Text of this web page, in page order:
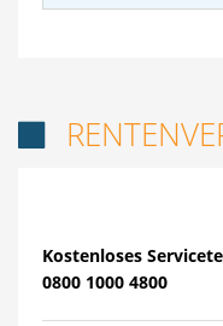
Kostenloses
0800 1000 4800